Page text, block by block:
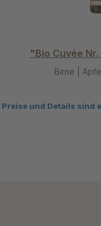
"Bio Cuvée
Birne |
Preise und Details sind